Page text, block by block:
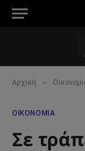
Αρχική »
ΟΙΚΟΝΟΜΊΑ
Σε